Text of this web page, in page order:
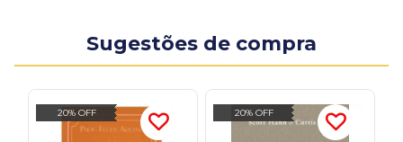
Sugestões de compra
20% OFF 20% OFF